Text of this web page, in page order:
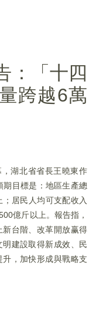
：「十四
跨越6萬
湖北省省長王曉東作
期目標是：地區生產總
居民人均可支配收入
億斤以上。報告指，
台階、改革開放赢得
建設取得新成效、民
，加快形成與戰略支